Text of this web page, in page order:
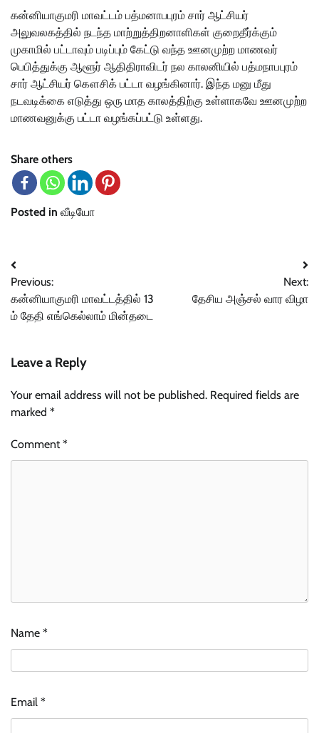
கன்னியாகுமரி மாவட்டம் பத்மனாபபுரம் சார் ஆட்சியர்
அலுவலகத்தில் நடந்த மாற்றுத்திறனாளிகள் குறைதீர்க்கும்
முகாமில் பட்டாவும் படிப்பும் கேட்டு வந்த ஊனமுற்ற மாணவர்
பெபித்துக்கு ஆளூர் ஆதிதிராவிடர் நல காலனியில் பத்மநாபபுரம்
சார் ஆட்சியர் கௌசிக் பட்டா வழங்கினார். இந்த மனு மீது
நடவடிக்கை எடுத்து ஒரு மாத காலத்திற்கு உள்ளாகவே ஊனமுற்ற
மாணவனுக்கு பட்டா வழங்கப்பட்டு உள்ளது.
Share others
Posted in வீடியோ
Post
navigation
Previous:
கன்னியாகுமரி மாவட்டத்தில் 13
ம் தேதி எங்கெல்லாம் மின்தடை
Next:
தேசிய அஞ்சல் வார விழா
Leave a Reply
Your email address will not be published. Required fields are
marked *
Comment*
Name *
Email *